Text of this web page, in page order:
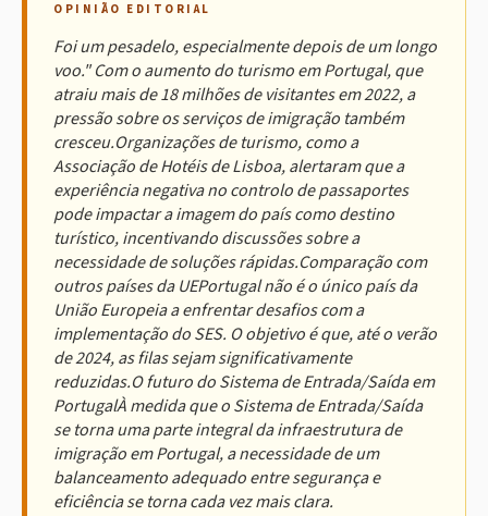
OPINIÃO EDITORIAL
Foi um pesadelo, especialmente depois de um longo
voo." Com o aumento do turismo em Portugal, que
atraiu mais de 18 milhões de visitantes em 2022, a
pressão sobre os serviços de imigração também
cresceu.Organizações de turismo, como a
Associação de Hotéis de Lisboa, alertaram que a
experiência negativa no controlo de passaportes
pode impactar a imagem do país como destino
turístico, incentivando discussões sobre a
necessidade de soluções rápidas.Comparação com
outros países da UEPortugal não é o único país da
União Europeia a enfrentar desafios com a
implementação do SES. O objetivo é que, até o verão
de 2024, as filas sejam significativamente
reduzidas.O futuro do Sistema de Entrada/Saída em
PortugalÀ medida que o Sistema de Entrada/Saída
se torna uma parte integral da infraestrutura de
imigração em Portugal, a necessidade de um
balanceamento adequado entre segurança e
eficiência se torna cada vez mais clara.